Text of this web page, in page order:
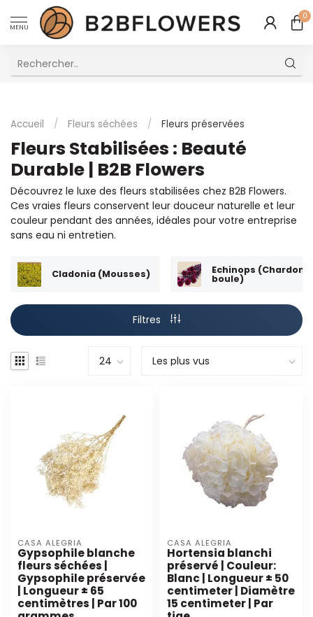
MENU
0
Accueil / Fleurs séchées / Fleurs préservées
Fleurs Stabilisées : Beauté
Durable | B2B Flowers
Découvrez le luxe des fleurs stabilisées chez B2B Flowers.
Ces vraies fleurs conservent leur douceur naturelle et leur
couleur pendant des années, idéales pour votre entreprise
sans eau ni entretien.
Cladonia (Mousses) Echinops (Chardon-
boule)
Filtres
CASA ALEGRIA
Gypsophile blanche
fleurs séchées |
Gypsophile préservée
| Longueur ± 65
centimètres | Par 100
CASA ALEGRIA
Hortensia blanchi
préservé | Couleur:
Blanc | Longueur ± 50
centimeter | Diamètre
15 centimeter | Par